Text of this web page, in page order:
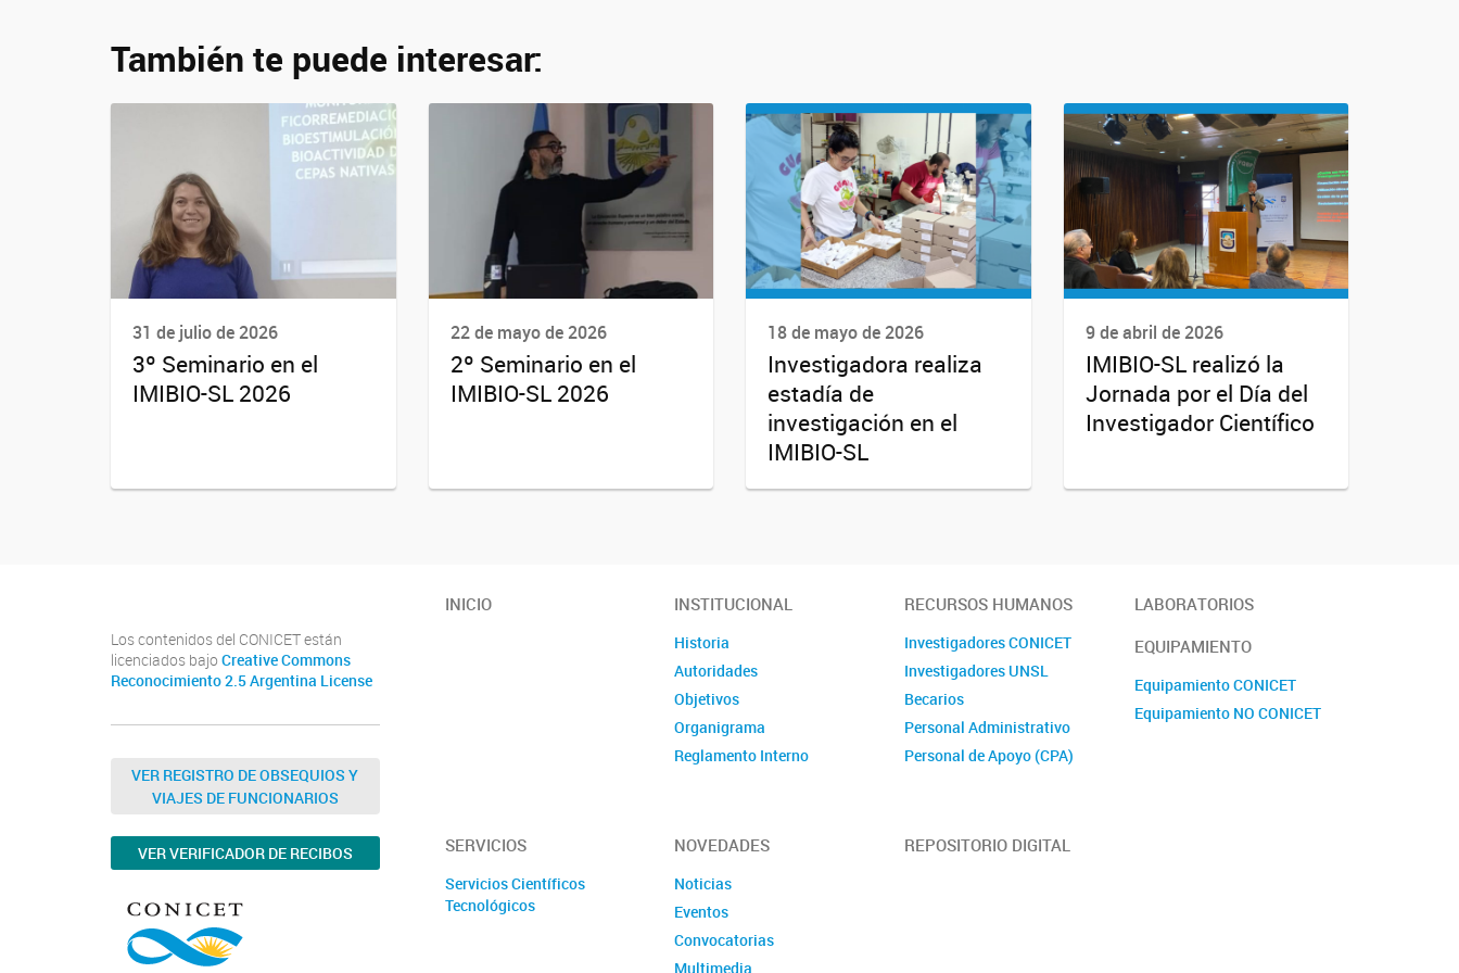
También te puede interesar:
31 de julio de 2026
3º Seminario en el
IMIBIO-SL 2026
22 de mayo de 2026
2º Seminario en el
IMIBIO-SL 2026
18 de mayo de 2026
Investigadora realiza
estadía de
investigación en el
IMIBIO-SL
9 de abril de 2026
IMIBIO-SL realizó la
Jornada por el Día del
Investigador Científico
Los contenidos del CONICET están
licenciados bajo Creative Commons
Reconocimiento 2.5 Argentina License
VER REGISTRO DE OBSEQUIOS Y
VIAJES DE FUNCIONARIOS
VER VERIFICADOR DE RECIBOS
INICIO INSTITUCIONAL
Historia
Autoridades
Objetivos
Organigrama
Reglamento Interno
RECURSOS HUMANOS
Investigadores CONICET
Investigadores UNSL
Becarios
Personal Administrativo
Personal de Apoyo (CPA)
LABORATORIOS
EQUIPAMIENTO
Equipamiento CONICET
Equipamiento NO CONICET
SERVICIOS
Servicios Científicos
Tecnológicos
NOVEDADES
Noticias
Eventos
Convocatorias
Multimedia
REPOSITORIO DIGITAL